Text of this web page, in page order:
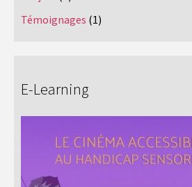
Témoignages (1)
E-Learning